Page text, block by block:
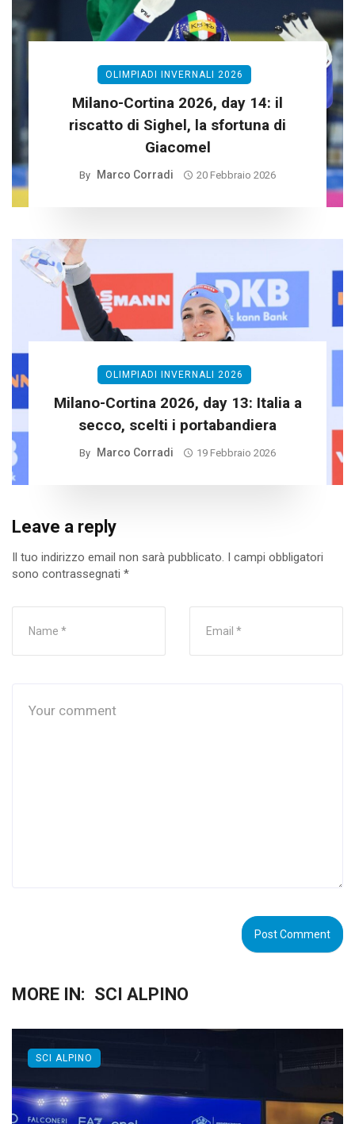
OLIMPIADI INVERNALI 2026
Milano-Cortina 2026, day 14: il
riscatto di Sighel, la sfortuna di
Giacomel
By Marco Corradi 20 Febbraio 2026
OLIMPIADI INVERNALI 2026
Milano-Cortina 2026, day 13: Italia a
secco, scelti i portabandiera
By Marco Corradi 19 Febbraio 2026
Leave a reply
Il tuo indirizzo email non sarà pubblicato.
I campi obbligatori
sono contrassegnati *
MORE IN: SCI ALPINO
SCI ALPINO